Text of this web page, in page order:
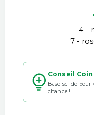
4 -
7 -
Conseil
Base solide
chance !